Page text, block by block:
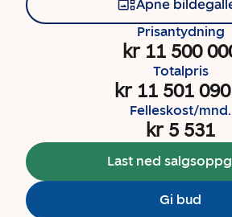
Åpne
Prisantydning
kr 11 500
Totalpris
kr 11 501 090
Felleskost/mnd.
kr 5 531
Last ned
Gi bud